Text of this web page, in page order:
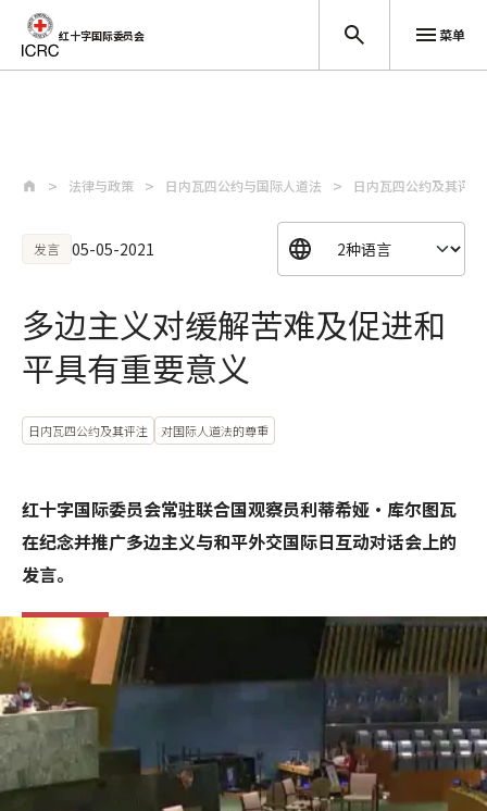
红十字国际委员会 菜单
法律与政策 日内瓦四公约与国际人道法 日内瓦四公约及其评注
发言 05-05-2021
多边主义对缓解苦难及促进和
平具有重要意义
日内瓦四公约及其评注 对国际人道法的尊重
红十字国际委员会常驻联合国观察员利蒂希娅·库尔图瓦
在纪念并推广多边主义与和平外交国际日互动对话会上的
发言。